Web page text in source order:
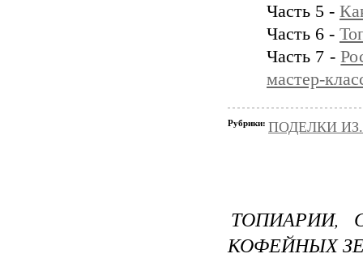
Часть 5 -
Часть 6 -
Часть 7 -
мастер-
Рубрики: ПОДЕЛКИ
ТОПИАРИИ,
КОФЕЙНЫХ